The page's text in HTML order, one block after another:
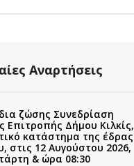
Αναρτήσεις
ζώσης Συνεδρίαση
Επιτροπής Δήμου Κιλκίς,
κατάστημα της έδρας
στις 12 Αυγούστου 2026,
& ώρα 08:30